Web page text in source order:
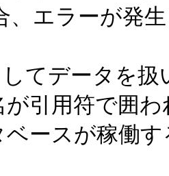
、エラーが発
てデータを扱
が引用符で囲
ベースが稼働